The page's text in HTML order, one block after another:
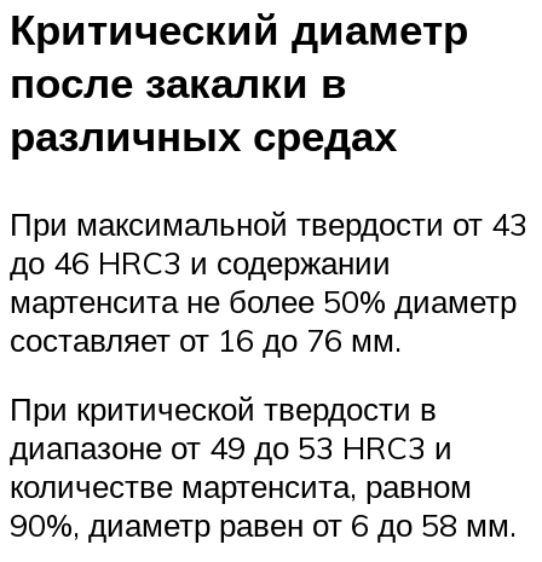
Критический диаметр
после закалки в
различных средах
При максимальной твердости от 43
до 46 HRC3 и содержании
мартенсита не более 50% диаметр
составляет от 16 до 76 мм.
При критической твердости в
диапазоне от 49 до 53 HRC3 и
количестве мартенсита, равном
90%, диаметр равен от 6 до 58 мм.